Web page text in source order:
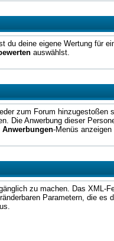
deine eigene Wertung für
auswählst.
zum Forum hinzugestoßen
Die Anwerbung dieser
Anwerbungen-Menüs anzeigen
zu machen. Das XML-
Parametern, die es